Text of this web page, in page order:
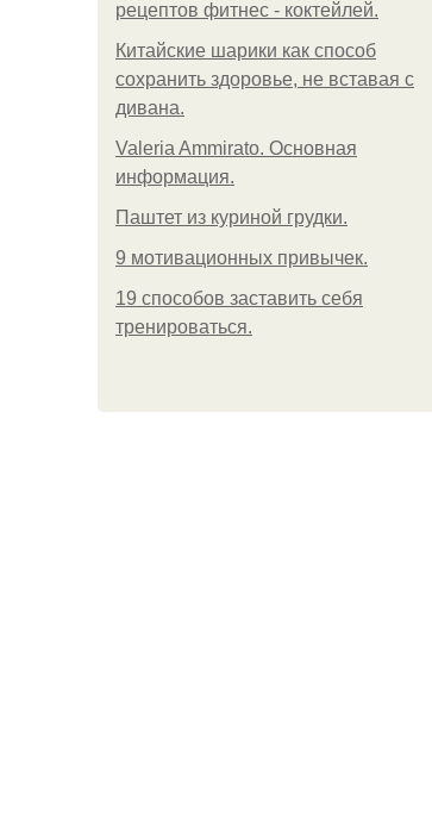
рецептов фитнес - коктейлей.
Китайские шарики как способ
сохранить здоровье, не вставая с
дивана.
Valeria Ammirato. Основная
информация.
Паштет из куриной грудки.
9 мотивационных привычек.
19 способов заставить себя
тренироваться.